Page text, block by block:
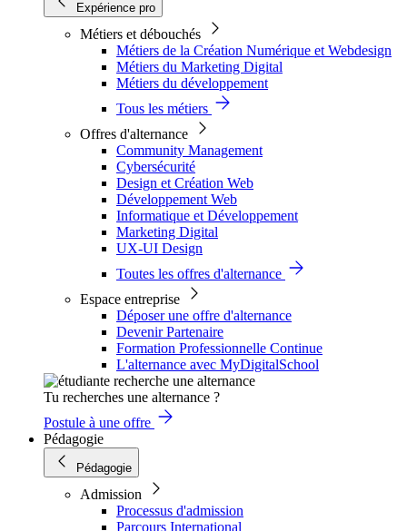
Expérience pro
Métiers et débouchés
Métiers de la Création Numérique et Webdesign
Métiers du Marketing Digital
Métiers du développement
Tous les métiers
Offres d'alternance
Community Management
Cybersécurité
Design et Création Web
Développement Web
Informatique et Développement
Marketing Digital
UX-UI Design
Toutes les offres d'alternance
Espace entreprise
Déposer une offre d'alternance
Devenir Partenaire
Formation Professionnelle Continue
L'alternance avec MyDigitalSchool
Tu recherches une alternance ?
Postule à une offre
Pédagogie
Pédagogie
Admission
Processus d'admission
Parcours International